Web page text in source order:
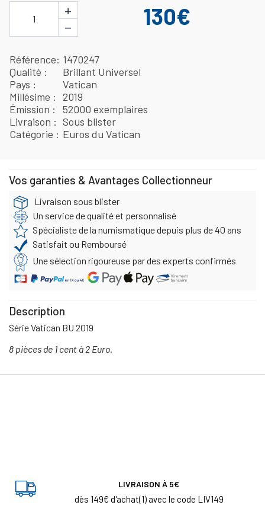
1
+
−
130€
Référence 1470247
Qualité
Brillant Universel
Pays
Vatican
Millésime
2019
Émission
52000 exemplaires
Livraison
Sous blister
Catégorie
Euros du Vatican
Vos garanties & Avantages Collectionneur
Livraison sous blister
Un service de qualité et personnalisé
Spécialiste de la numismatique depuis plus de 40 ans
Satisfait ou Remboursé
Une sélection rigoureuse par des experts confirmés
Description
Série Vatican BU 2019
8 pièces de 1 cent à 2 Euro.
LIVRAISON À 5€
dès 149€ d'achat(1) avec le code LIV149